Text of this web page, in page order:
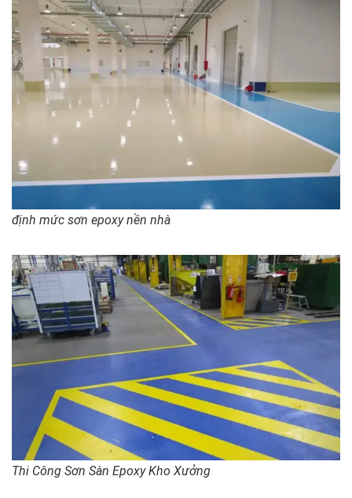
định mức sơn epoxy nền nhà
Thi Công Sơn Sàn Epoxy Kho Xưởng